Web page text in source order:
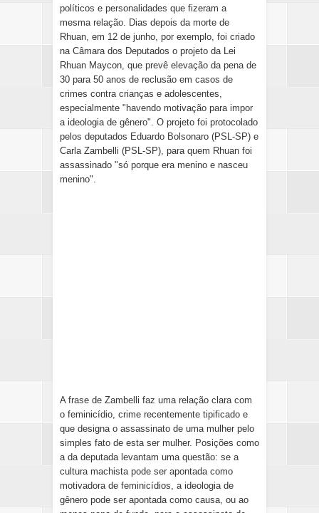
políticos e personalidades que fizeram a
mesma relação. Dias depois da morte de
Rhuan, em 12 de junho, por exemplo, foi criado
na Câmara dos Deputados o projeto da Lei
Rhuan Maycon, que prevê elevação da pena de
30 para 50 anos de reclusão em casos de
crimes contra crianças e adolescentes,
especialmente "havendo motivação para impor
a ideologia de gênero". O projeto foi protocolado
pelos deputados Eduardo Bolsonaro (PSL-SP) e
Carla Zambelli (PSL-SP), para quem Rhuan foi
assassinado "só porque era menino e nasceu
menino".
A frase de Zambelli faz uma relação clara com
o feminicídio, crime recentemente tipificado e
que designa o assassinato de uma mulher pelo
simples fato de esta ser mulher. Posições como
a da deputada levantam uma questão: se a
cultura machista pode ser apontada como
motivadora de feminicídios, a ideologia de
gênero pode ser apontada como causa, ou ao